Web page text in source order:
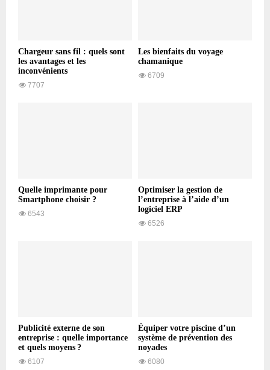
Chargeur sans fil : quels sont
les avantages et les
inconvénients
7707
Les bienfaits du voyage
chamanique
6709
Quelle imprimante pour
Smartphone choisir ?
6543
Optimiser la gestion de
l’entreprise à l’aide d’un
logiciel ERP
6526
Publicité externe de son
entreprise : quelle importance
et quels moyens ?
6107
Équiper votre piscine d’un
système de prévention des
noyades
6080